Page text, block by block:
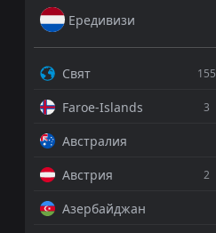
Ередивизи
Свят 155
Faroe-Islands 3
Австралия
Австрия
2
Азербайджан